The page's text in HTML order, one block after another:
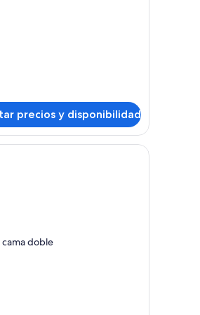
precios y disponibilidad
gris y un televisor de pantalla plana en la
en maceta y sillas coloridas.
Habitación de hotel con un sofá, una mesa
cama doble